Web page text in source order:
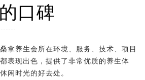
口碑
拿养生会所在环境、服务、技术、项目
表现出色，提供了非常优质的养生体
闲时光的好去处。